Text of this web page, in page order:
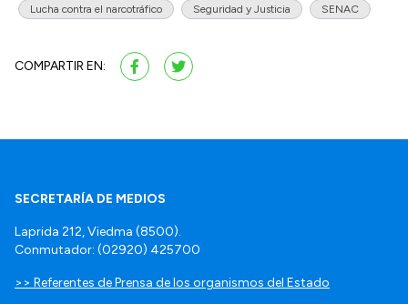
Lucha contra el narcotráfico Seguridad y Justicia SENAC
COMPARTIR EN:
SECRETARÍA DE MEDIOS
Laprida 212, Viedma (8500).
Conmutador: (02920) 425700
>> Referentes de Prensa de los organismos del Estado